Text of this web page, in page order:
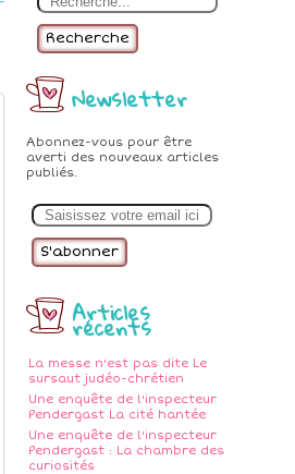
Recherche
Newsletter
Abonnez-vous pour être
averti des nouveaux articles
publiés.
m
Articles
récents
La messe n'est pas dite Le
sursaut judéo-chrétien
Une enquête de l'inspecteur
Pendergast La cité hantée
Une enquête de l'inspecteur
Pendergast : La chambre des
curiosités